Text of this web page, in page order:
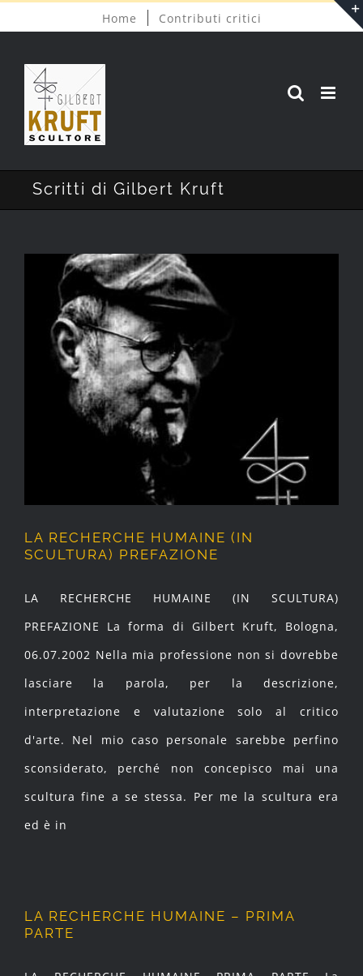
contenuto
Home Contributi critici
Scritti di Gilbert Kruft
LA RECHERCHE HUMAINE (IN
SCULTURA) PREFAZIONE
LA RECHERCHE HUMAINE (IN
SCULTURA) PREFAZIONE
LA RECHERCHE HUMAINE (IN SCULTURA)
PREFAZIONE La forma di Gilbert Kruft, Bologna,
06.07.2002 Nella mia professione non si dovrebbe
lasciare la parola, per la descrizione,
interpretazione e valutazione solo al critico
d'arte. Nel mio caso personale sarebbe perfino
sconsiderato, perché non concepisco mai una
scultura fine a se stessa. Per me la scultura era
ed è in
LA RECHERCHE HUMAINE – PRIMA
PARTE